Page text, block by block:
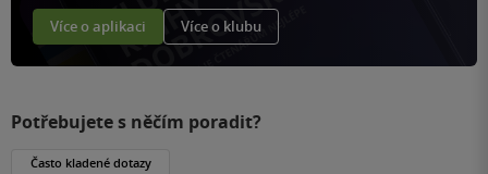
Více o aplikaci Více o klubu
Potřebujete s něčím poradit?
Často kladené dotazy